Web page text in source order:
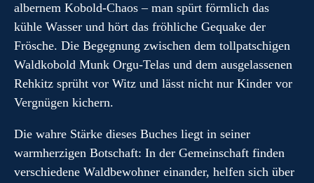
albernem Kobold-Chaos – man spürt förmlich das
kühle Wasser und hört das fröhliche Gequake der
Frösche. Die Begegnung zwischen dem tollpatschigen
Waldkobold Munk Orgu-Telas und dem ausgelassenen
Rehkitz sprüht vor Witz und lässt nicht nur Kinder vor
Vergnügen kichern.
Die wahre Stärke dieses Buches liegt in seiner
warmherzigen Botschaft: In der Gemeinschaft finden
verschiedene Waldbewohner einander, helfen sich über